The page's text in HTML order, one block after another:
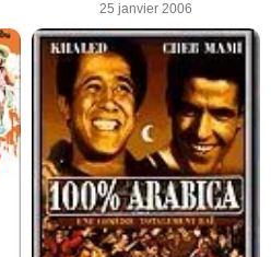
25 janvier 2006